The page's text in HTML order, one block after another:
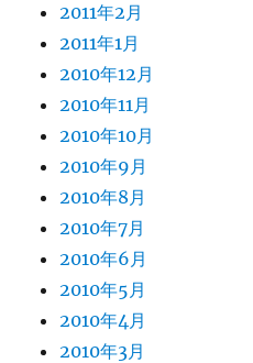
2011年2月
2011年1月
2010年12月
2010年11月
2010年10月
2010年9月
2010年8月
2010年7月
2010年6月
2010年5月
2010年4月
2010年3月